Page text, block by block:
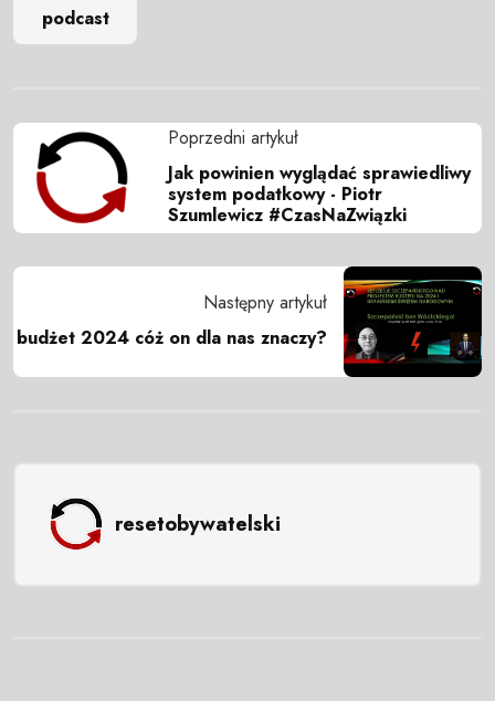
podcast
Poprzedni artykuł
Jak powinien wyglądać sprawiedliwy
system podatkowy - Piotr
Szumlewicz #CzasNaZwiązki
Następny artykuł
budżet 2024 cóż on dla nas znaczy?
resetobywatelski